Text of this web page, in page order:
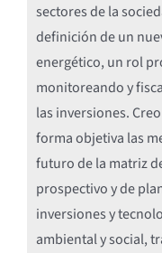
sectores de la
definición de un
energético, un rol
monitoreando y
las inversiones.
forma objetiva las
futuro de la matriz
prospectivo y de
inversiones y
ambiental y social,